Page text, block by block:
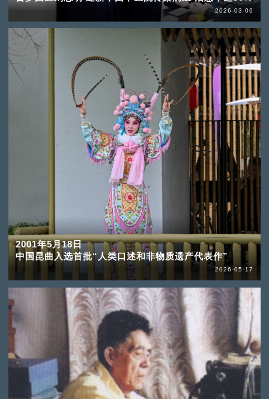
2026-03-06
2001年5月18日
中国昆曲入选首批“人类口述和非物质遗产代表作”
2026-05-17